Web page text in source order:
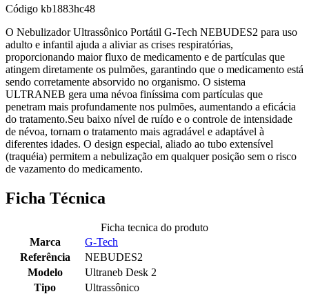
Código kb1883hc48
O Nebulizador Ultrassônico Portátil G-Tech NEBUDES2 para uso
adulto e infantil ajuda a aliviar as crises respiratórias,
proporcionando maior fluxo de medicamento e de partículas que
atingem diretamente os pulmões, garantindo que o medicamento está
sendo corretamente absorvido no organismo. O sistema
ULTRANEB gera uma névoa finíssima com partículas que
penetram mais profundamente nos pulmões, aumentando a eficácia
do tratamento.Seu baixo nível de ruído e o controle de intensidade
de névoa, tornam o tratamento mais agradável e adaptável à
diferentes idades. O design especial, aliado ao tubo extensível
(traquéia) permitem a nebulização em qualquer posição sem o risco
de vazamento do medicamento.
Ficha Técnica
Ficha tecnica do produto
Marca
G-Tech
Referência
NEBUDES2
Modelo
Ultraneb Desk 2
Tipo
Ultrassônico